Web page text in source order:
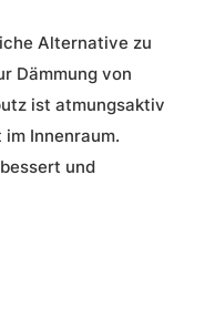
Alternative zu
Dämmung von
ist atmungsaktiv
Innenraum.
und